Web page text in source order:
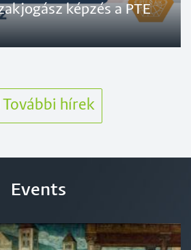
képzés a PTE
További hírek
Events